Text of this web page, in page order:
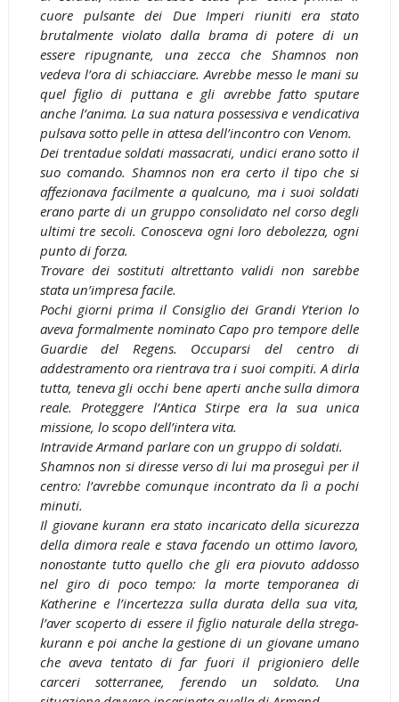
cuore pulsante dei Due Imperi riuniti era stato
brutalmente violato dalla brama di potere di un
essere ripugnante, una zecca che Shamnos non
vedeva l’ora di schiacciare. Avrebbe messo le mani su
quel figlio di puttana e gli avrebbe fatto sputare
anche l’anima. La sua natura possessiva e vendicativa
pulsava sotto pelle in attesa dell’incontro con Venom.
Dei trentadue soldati massacrati, undici erano sotto il
suo comando. Shamnos non era certo il tipo che si
affezionava facilmente a qualcuno, ma i suoi soldati
erano parte di un gruppo consolidato nel corso degli
ultimi tre secoli. Conosceva ogni loro debolezza, ogni
punto di forza.
Trovare dei sostituti altrettanto validi non sarebbe
stata un’impresa facile.
Pochi giorni prima il Consiglio dei Grandi Yterion lo
aveva formalmente nominato Capo pro tempore delle
Guardie del Regens. Occuparsi del centro di
addestramento ora rientrava tra i suoi compiti. A dirla
tutta, teneva gli occhi bene aperti anche sulla dimora
reale. Proteggere l’Antica Stirpe era la sua unica
missione, lo scopo dell’intera vita.
Intravide Armand parlare con un gruppo di soldati.
Shamnos non si diresse verso di lui ma proseguì per il
centro: l’avrebbe comunque incontrato da lì a pochi
minuti.
Il giovane kurann era stato incaricato della sicurezza
della dimora reale e stava facendo un ottimo lavoro,
nonostante tutto quello che gli era piovuto addosso
nel giro di poco tempo: la morte temporanea di
Katherine e l’incertezza sulla durata della sua vita,
l’aver scoperto di essere il figlio naturale della strega-
kurann e poi anche la gestione di un giovane umano
che aveva tentato di far fuori il prigioniero delle
carceri sotterranee, ferendo un soldato. Una